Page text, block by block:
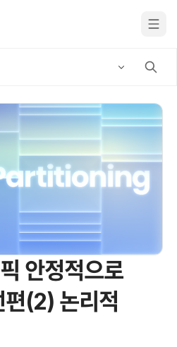
안정적으로
(2) 논리적